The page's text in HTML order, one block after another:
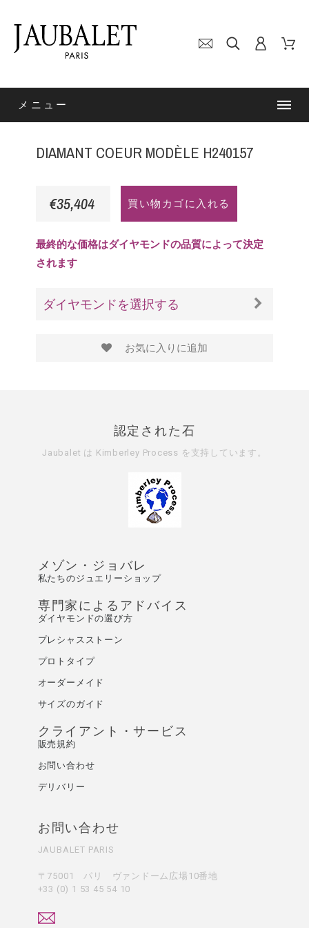
メニュー
DIAMANT COEUR MODÈLE H240157
€35,404 買い物カゴに入れる
最終的な価格はダイヤモンドの品質によって決定
されます
ダイヤモンドを選択する
お気に入りに追加
認定された石
Jaubalet は Kimberley Process を支持しています。
メゾン・ジョバレ
私たちのジュエリーショップ
専門家によるアドバイス
ダイヤモンドの選び方
プレシャスストーン
プロトタイプ
オーダーメイド
サイズのガイド
クライアント・サービス
販売規約
お問い合わせ
デリバリー
お問い合わせ
JAUBALET PARIS
〒75001 パリ ヴァンドーム広場10番地
+33 (0) 1 53 45 54 10